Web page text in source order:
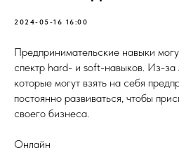
2024-05-16 16:00
Предпринимательские навыки
спектр hard- и soft-навыков. Из-
которые могут взять на себя
постоянно развиваться, чтобы
своего бизнеса.
Онлайн